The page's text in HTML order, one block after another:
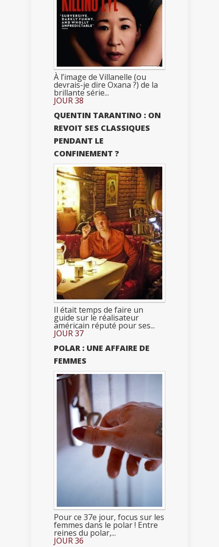
À l’image de Villanelle (ou
devrais-je dire Oxana ?) de la
brillante série...
JOUR 38
QUENTIN TARANTINO : ON
REVOIT SES CLASSIQUES
PENDANT LE
CONFINEMENT ?
Il était temps de faire un
guide sur le réalisateur
américain réputé pour ses...
JOUR 37
POLAR : UNE AFFAIRE DE
FEMMES
Pour ce 37e jour, focus sur les
femmes dans le polar ! Entre
reines du polar,...
JOUR 36